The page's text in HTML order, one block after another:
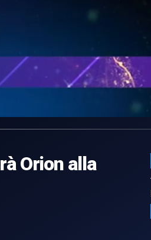
Orion alla